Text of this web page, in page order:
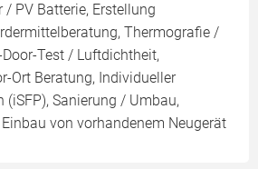
PV Batterie, Erstellung
Thermografie /
Test / Luftdichtheit,
Ort Beratung, Individueller
(iSFP), Sanierung / Umbau,
von vorhandenem Neugerät